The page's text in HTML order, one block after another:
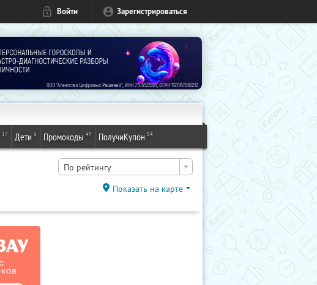
Войти Зарегистрироваться
17 Дети 6 Промокоды 49 ПолучиКупон 84
По рейтингу
Показать на карте